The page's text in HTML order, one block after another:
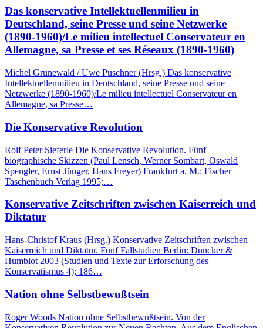
Das konservative Intellektuellenmilieu in
Deutschland, seine Presse und seine Netzwerke
(1890-1960)/Le milieu intellectuel Conservateur en
Allemagne, sa Presse et ses Réseaux (1890-1960)
Michel Grunewald / Uwe Puschner (Hrsg.) Das konservative
Intellektuellenmilieu in Deutschland, seine Presse und seine
Netzwerke (1890-1960)/Le milieu intellectuel Conservateur en
Allemagne, sa Presse…
Die Konservative Revolution
Rolf Peter Sieferle Die Konservative Revolution. Fünf
biographische Skizzen (Paul Lensch, Werner Sombart, Oswald
Spengler, Ernst Jünger, Hans Freyer) Frankfurt a. M.: Fischer
Taschenbuch Verlag 1995;…
Konservative Zeitschriften zwischen Kaiserreich und
Diktatur
Hans-Christof Kraus (Hrsg.) Konservative Zeitschriften zwischen
Kaiserreich und Diktatur. Fünf Fallstudien Berlin: Duncker &
Humblot 2003 (Studien und Texte zur Erforschung des
Konservatismus 4); 186…
Nation ohne Selbstbewußtsein
Roger Woods Nation ohne Selbstbewußtsein. Von der